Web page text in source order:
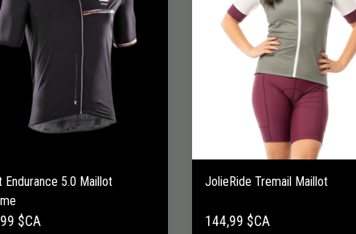
Endurance 5.0 Maillot
$CA
JolieRide Tremail Maillot
144,99 $CA